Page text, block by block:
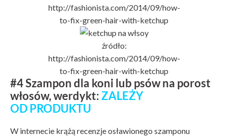
http://fashionista.com/2014/09/how-
to-fix-green-hair-with-ketchup
źródło:
http://fashionista.com/2014/09/how-
to-fix-green-hair-with-ketchup
#4 Szampon dla koni lub psów na porost
włosów, werdykt:ZALEŻY
OD PRODUKTU
W internecie krążą recenzje osławionego szamponu